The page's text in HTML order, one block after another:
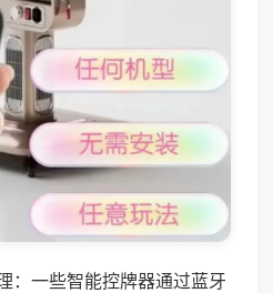
：一些智能控牌器通过蓝牙